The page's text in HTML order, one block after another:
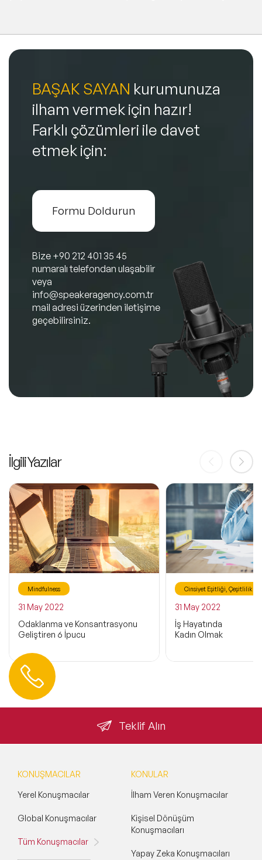
BAŞAK SAYAN kurumunuza
ilham vermek için hazır!
Farklı çözümleri ile davet
etmek için:
Formu Doldurun
Bize +90 212 401 35 45
numaralı telefondan ulaşabilir
veya
info@speakeragency.com.tr
mail adresi üzerinden iletişime
geçebilirsiniz.
İlgili Yazılar
Mindfulness
31 May 2022
Odaklanma ve Konsantrasyonu
Geliştiren 6 İpucu
Cinsiyet Eşitliği, Çeşitlilik ve
31 May 2022
İş Hayatında
Kadın Olmak
Teklif Alın
Hemen Ulaşın
KONUŞMACILAR
Yerel Konuşmacılar
Global Konuşmacılar
Tüm Konuşmacılar
KONULAR
İlham Veren Konuşmacılar
Kişisel Dönüşüm
Konuşmacıları
Yapay Zeka Konuşmacıları